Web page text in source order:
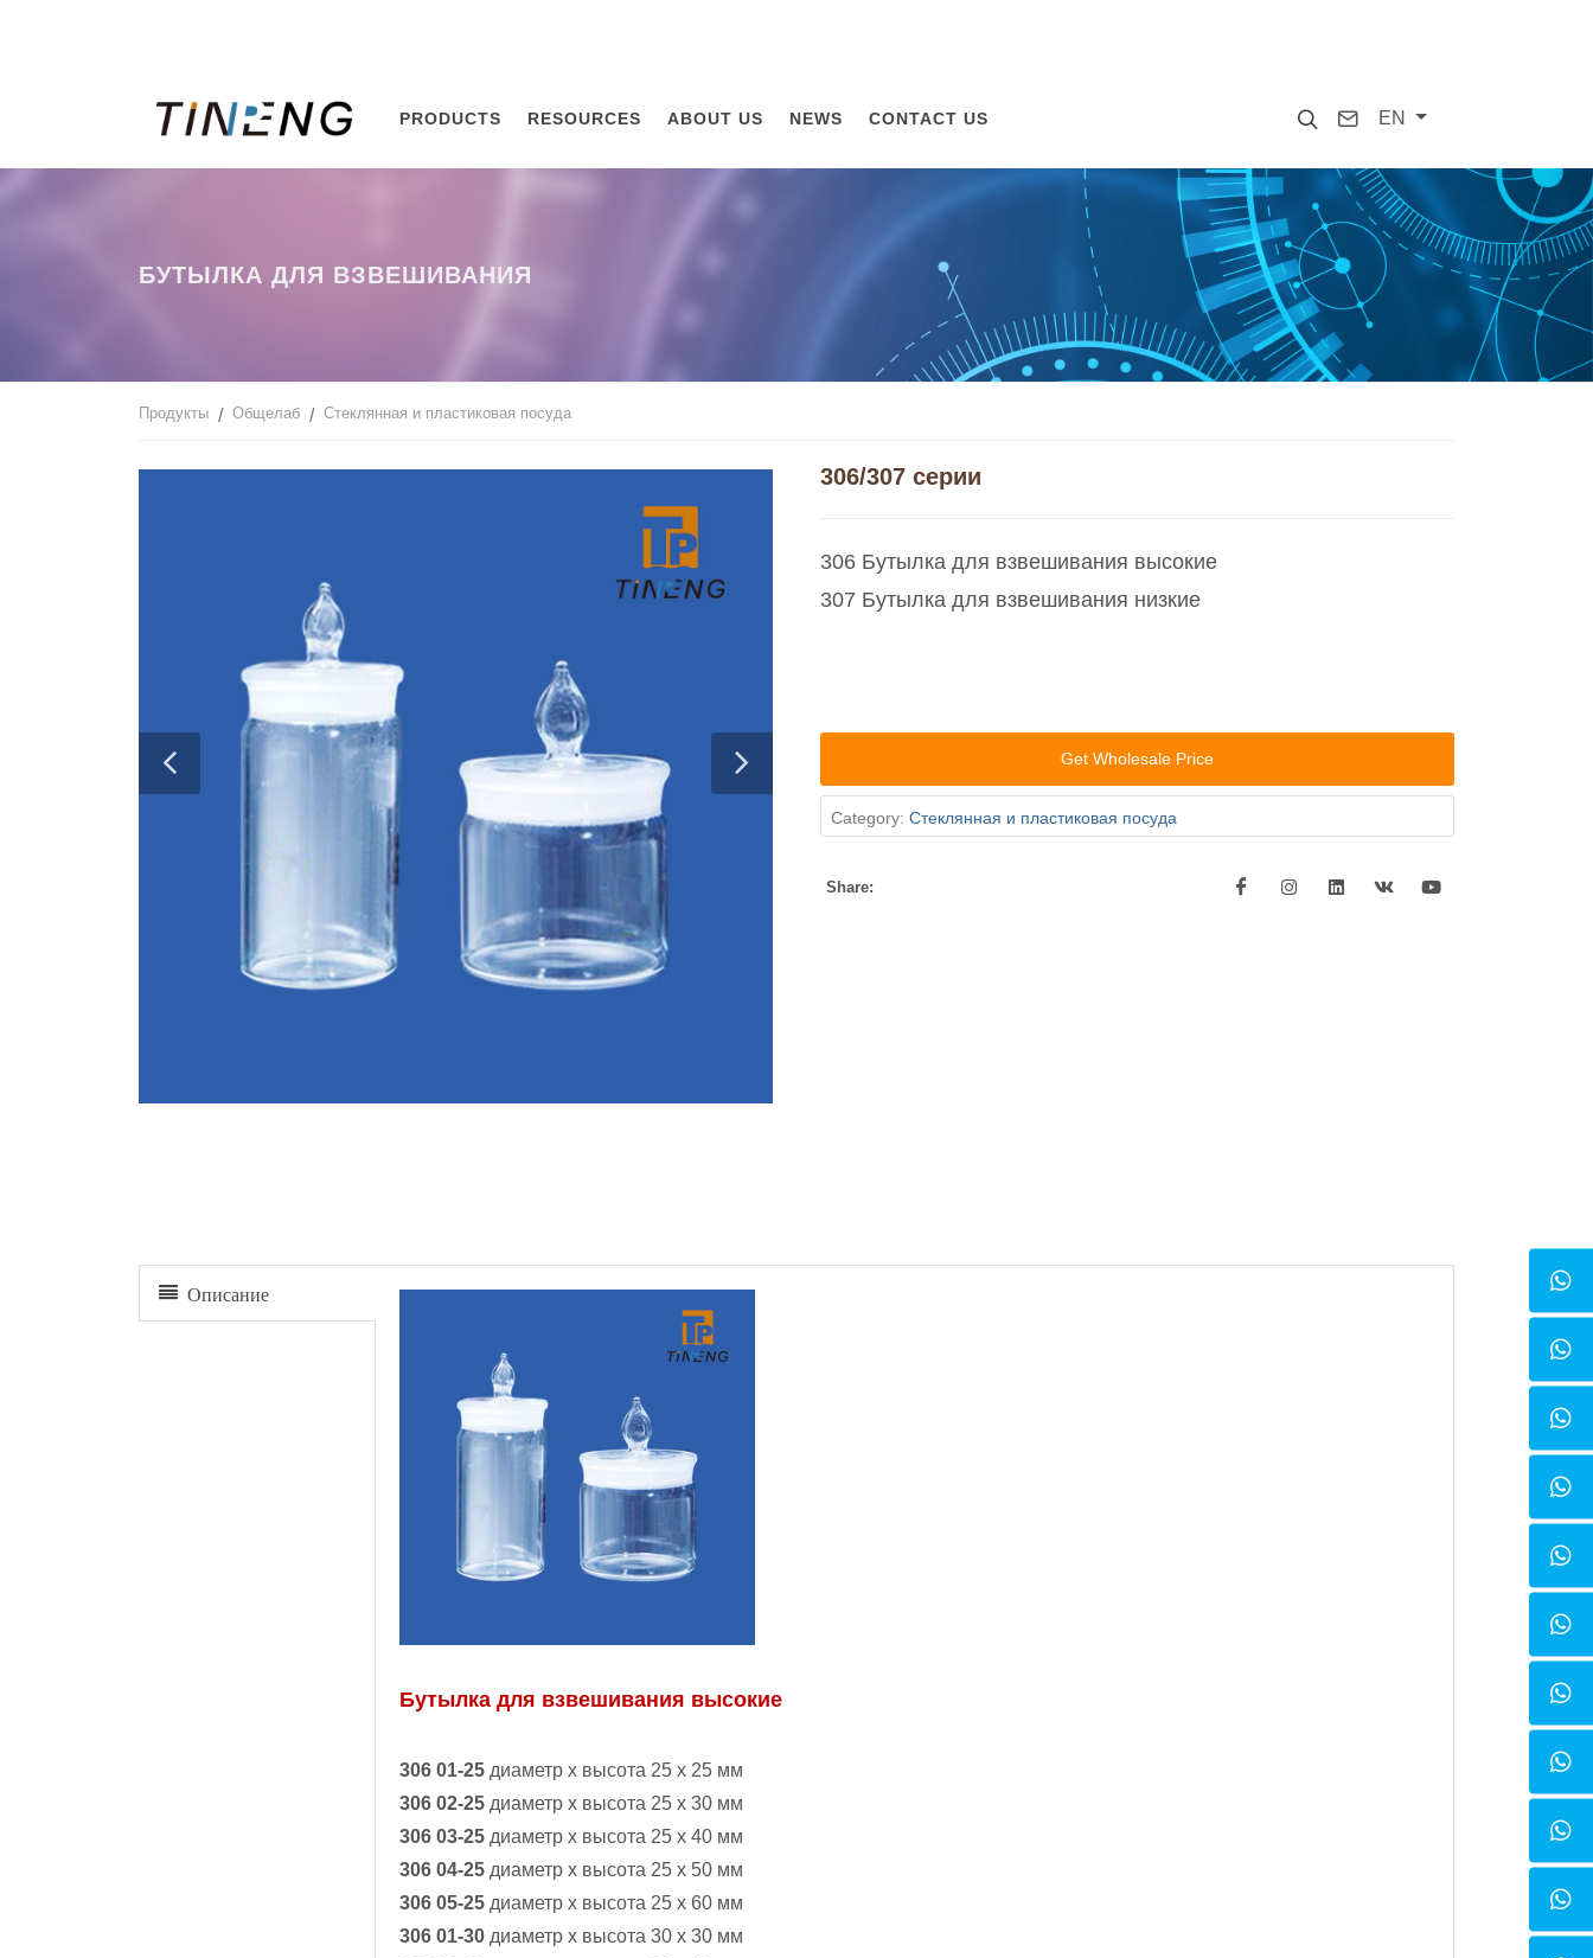
SearchContact
EN
PRODUCTS RESOURCES ABOUT US NEWS CONTACT US
БУТЫЛКА ДЛЯ ВЗВЕШИВАНИЯ
Продукты Общелаб Стеклянная и пластиковая посуда
306/307 серии
306 Бутылка для взвешивания высокие
307 Бутылка для взвешивания низкие
Get Wholesale Price
Category: Стеклянная и пластиковая посуда
Share:
Описание
Бутылка для взвешивания высокие
306 01-25 диаметр х высота 25 х 25 мм
306 02-25 диаметр х высота 25 х 30 мм
306 03-25 диаметр х высота 25 х 40 мм
306 04-25 диаметр х высота 25 х 50 мм
306 05-25 диаметр х высота 25 х 60 мм
306 01-30 диаметр х высота 30 х 30 мм